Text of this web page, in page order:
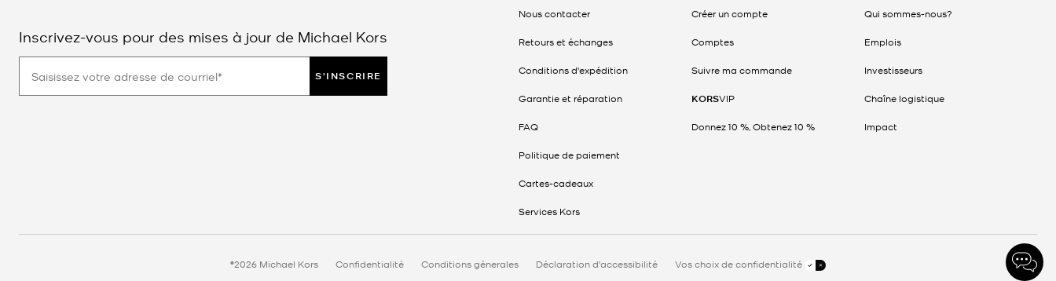
Inscrivez-vous pour des mises à jour de Michael Kors
S'INSCRIRE
Nous contacter
Retours et échanges
Conditions d'expédition
Garantie et réparation
FAQ
Politique de paiement
Cartes-cadeaux
Services Kors
Créer un compte
Comptes
Suivre ma commande
KORSVIP
Donnez 10 %, Obtenez 10 %
Qui sommes-nous?
Emplois
Investisseurs
Chaîne logistique
Impact
©2026 Michael Kors Confidentialité Conditions génerales Déclaration d'accessibilité Vos choix de confidentialité